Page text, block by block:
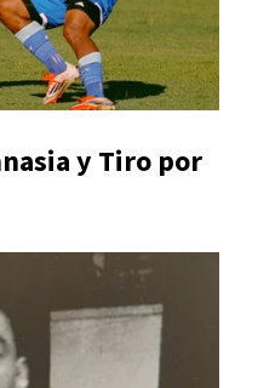
y Tiro por